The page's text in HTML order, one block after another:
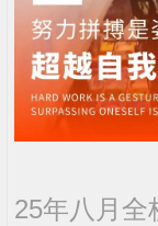
25年八月全